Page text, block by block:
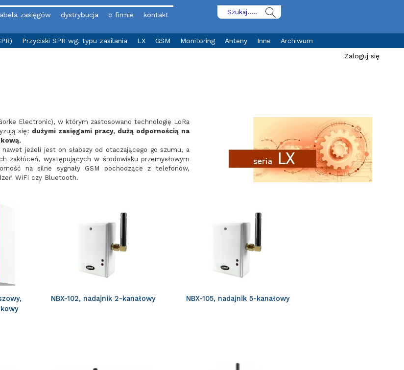
zasięgów dystrybucja o firmie kontakt
Przyciski SPR wg. typu zasilania LX GSM Monitoring Anteny Inne
Archiwum
Zaloguj się
Electronic), w którym zastosowano technologię LoRa
się: dużymi zasięgami pracy, dużą odpornością na
jeżeli jest on słabszy od otaczającego go szumu, a
zakłóceń, występujących w środowisku przemysłowym
na silne sygnały GSM pochodzące z telefonów,
WiFi czy Bluetooth.
NBX-102, nadajnik 2-kanałowy NBX-105, nadajnik 5-kanałowy